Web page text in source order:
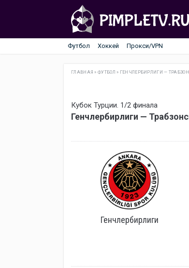
Футбол Хоккей Прокси/VPN
ГЛАВНАЯ »ФУТБОЛ » ГЕНЧЛЕРБИРЛИГИ —
Кубок Турции. 1/2 финала
Генчлербирлиги —
Генчлербирлиги